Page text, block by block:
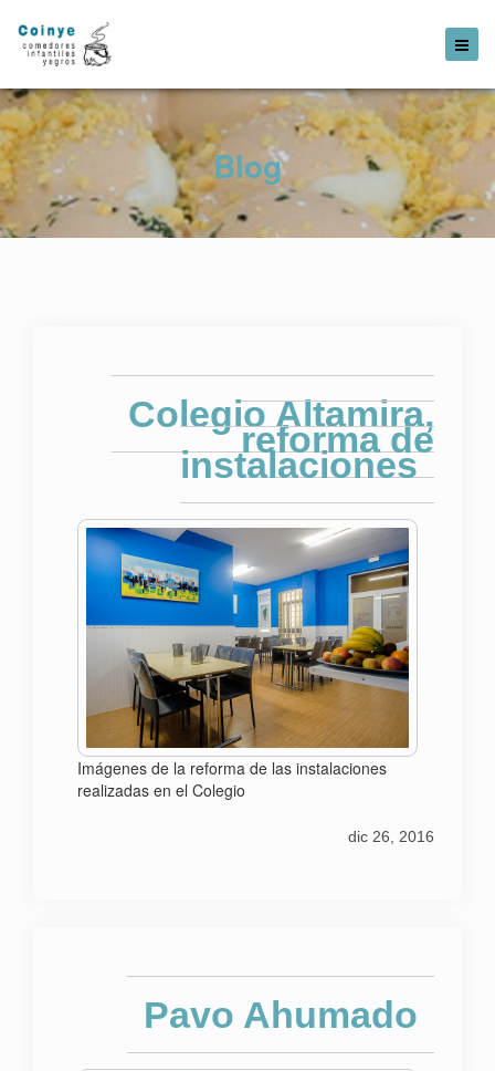
Blog
Colegio Altamira,
reforma de
instalaciones
Imágenes de la reforma de las instalaciones
realizadas en el Colegio
dic 26, 2016
Pavo Ahumado